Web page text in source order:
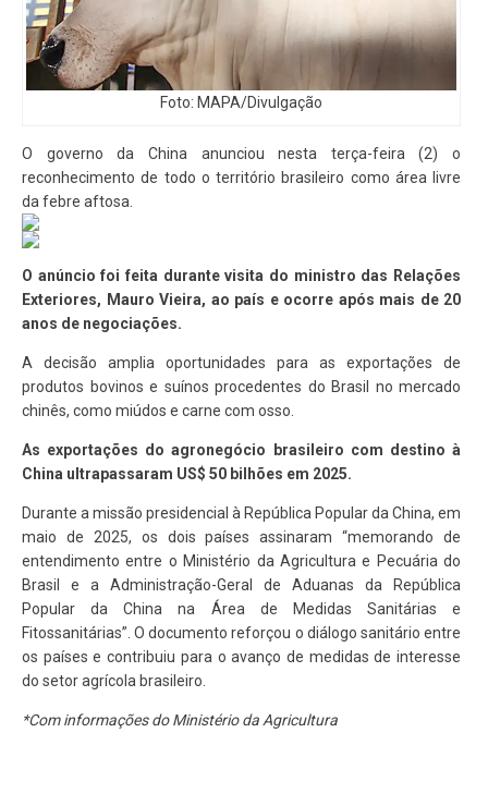
Foto: MAPA/Divulgação
O governo da China anunciou nesta terça-feira (2) o
reconhecimento de todo o território brasileiro como área livre
da febre aftosa.
O anúncio foi feita durante visita do ministro das Relações
Exteriores, Mauro Vieira, ao país e ocorre após mais de 20
anos de negociações.
A decisão amplia oportunidades para as exportações de
produtos bovinos e suínos procedentes do Brasil no mercado
chinês, como miúdos e carne com osso.
As exportações do agronegócio brasileiro com destino à
China ultrapassaram US$ 50 bilhões em 2025.
Durante a missão presidencial à República Popular da China, em
maio de 2025, os dois países assinaram “memorando de
entendimento entre o Ministério da Agricultura e Pecuária do
Brasil e a Administração-Geral de Aduanas da República
Popular da China na Área de Medidas Sanitárias e
Fitossanitárias”. O documento reforçou o diálogo sanitário entre
os países e contribuiu para o avanço de medidas de interesse
do setor agrícola brasileiro.
*Com informações do Ministério da Agricultura